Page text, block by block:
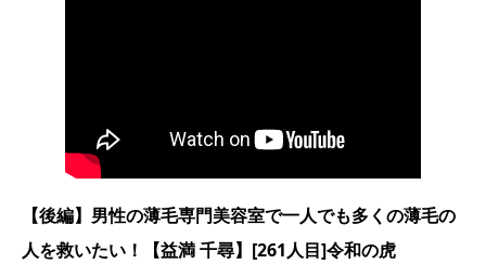
【後編】男性の薄毛専門美容室で一人でも多くの薄毛の
人を救いたい！【益満 千尋】[261人目]令和の虎